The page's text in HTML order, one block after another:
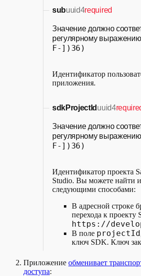
subuuid4required
Значение должно
регулярному выражению
F-])36)
Идентификатор
приложения.
sdkProjectId uuid4
Значение должно
регулярному выражению
F-])36)
Идентификатор проекта
Studio. Вы можете найти
следующими способами:
В адресной строке
перехода к проекту
https://
В поле projectId
ключ SDK. Ключ
Приложение обменивает
доступа: